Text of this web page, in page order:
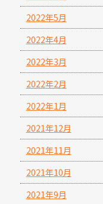
2022年5月
2022年4月
2022年3月
2022年2月
2022年1月
2021年12月
2021年11月
2021年10月
2021年9月